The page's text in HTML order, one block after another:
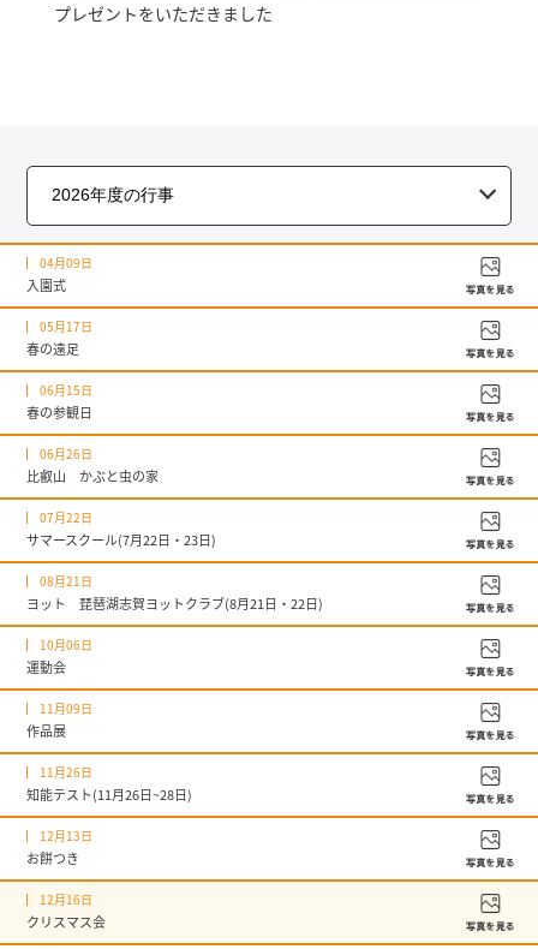
プレゼントをいただきました
04月09日
入園式
05月17日
春の遠足
06月15日
春の参観日
06月26日
比叡山 かぶと虫の家
07月22日
サマースクール(7月22日・23日)
08月21日
ヨット 琵琶湖志賀ヨットクラブ(8月21日・22日)
10月06日
運動会
11月09日
作品展
11月26日
知能テスト(11月26日~28日)
12月13日
お餅つき
12月16日
クリスマス会